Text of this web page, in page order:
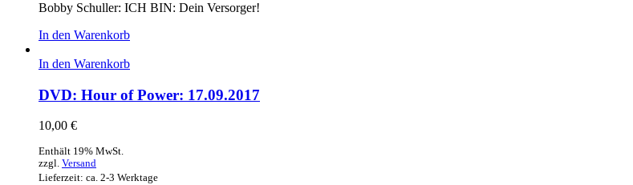
Bobby Schuller: ICH BIN: Dein Versorger!
In den Warenkorb
In den Warenkorb
DVD: Hour of Power: 17.09.2017
10,00 €
Enthält 19% MwSt.
zzgl. Versand
Lieferzeit: ca. 2-3 Werktage